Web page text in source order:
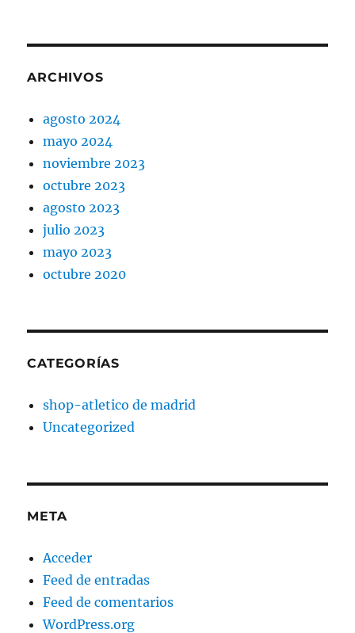
ARCHIVOS
agosto 2024
mayo 2024
noviembre 2023
octubre 2023
agosto 2023
julio 2023
mayo 2023
octubre 2020
CATEGORÍAS
shop-atletico de madrid
Uncategorized
META
Acceder
Feed de entradas
Feed de comentarios
WordPress.org